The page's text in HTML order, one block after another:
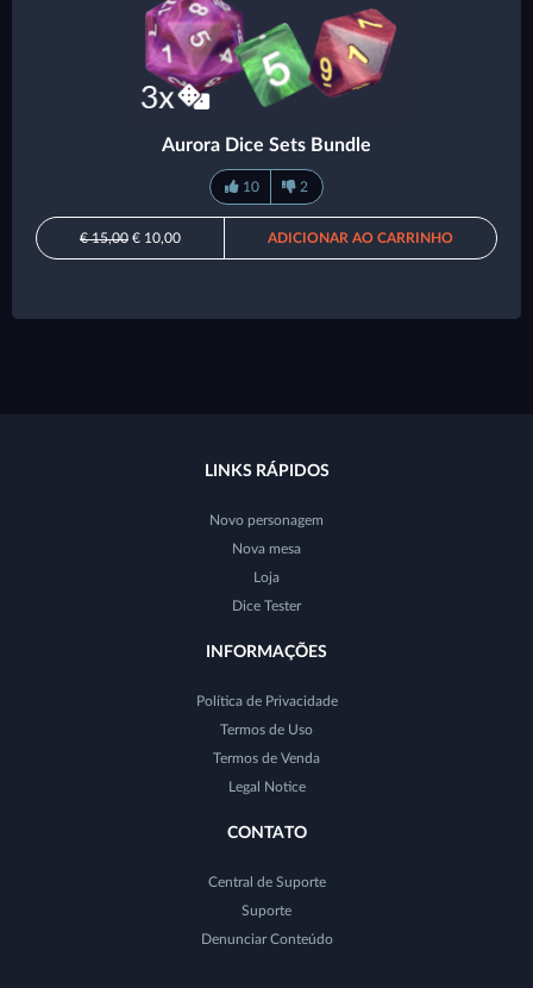
Aurora Dice Sets Bundle
10 2
€ 15,00 € 10,00 ADICIONAR AO CARRINHO
LINKS RÁPIDOS
Novo personagem
Nova mesa
Loja
Dice Tester
INFORMAÇÕES
Política de Privacidade
Termos de Uso
Termos de Venda
Legal Notice
CONTATO
Central de Suporte
Suporte
Denunciar Conteúdo